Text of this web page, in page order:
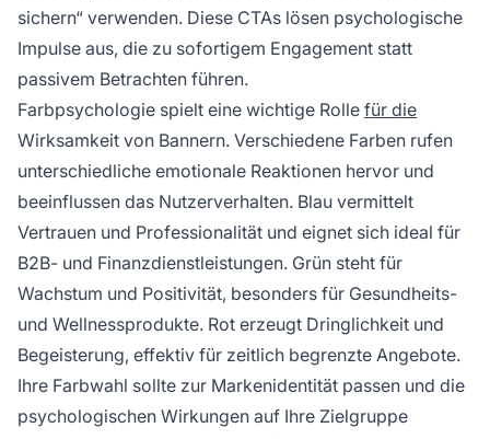
sichern“ verwenden. Diese CTAs lösen psychologische
Impulse aus, die zu sofortigem Engagement statt
passivem Betrachten führen.
Farbpsychologie spielt eine wichtige Rolle für die
Wirksamkeit von Bannern. Verschiedene Farben rufen
unterschiedliche emotionale Reaktionen hervor und
beeinflussen das Nutzerverhalten. Blau vermittelt
Vertrauen und Professionalität und eignet sich ideal für
B2B- und Finanzdienstleistungen. Grün steht für
Wachstum und Positivität, besonders für Gesundheits-
und Wellnessprodukte. Rot erzeugt Dringlichkeit und
Begeisterung, effektiv für zeitlich begrenzte Angebote.
Ihre Farbwahl sollte zur Markenidentität passen und die
psychologischen Wirkungen auf Ihre Zielgruppe